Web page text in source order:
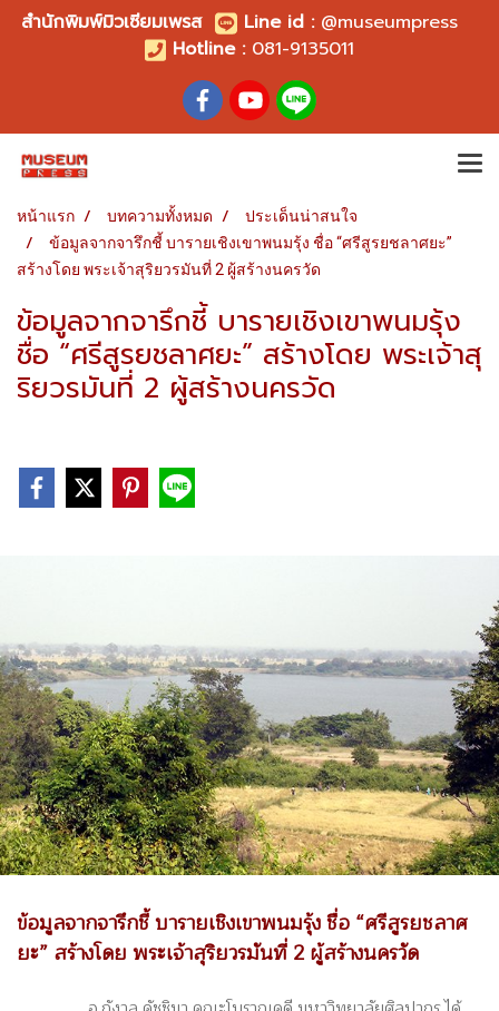
สำนักพิมพ์มิวเซียมเพรส Line id : @museumpress
Hotline :081-9135011
หน้าแรก บทความทั้งหมด
ประเด็นน่าสนใจ
ข้อมูลจากจารึกชี้ บารายเชิงเขาพนมรุ้ง ชื่อ “ศรีสูรยชลาศยะ”
สร้างโดย พระเจ้าสุริยวรมันที่ 2 ผู้สร้างนครวัด
ข้อมูลจากจารึกชี้ บารายเชิงเขาพนมรุ้ง
ชื่อ “ศรีสูรยชลาศยะ” สร้างโดย พระเจ้าสุ
ริยวรมันที่ 2 ผู้สร้างนครวัด
ข้อมูลจากจารึกชี้ บารายเชิงเขาพนมรุ้ง ชื่อ “ศรีสูรยชลาศ
ยะ” สร้างโดย พระเจ้าสุริยวรมันที่ 2 ผู้สร้างนครวัด